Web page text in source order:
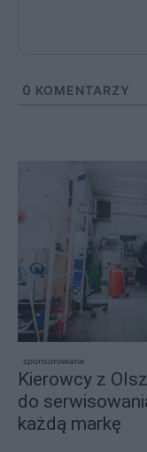
0 KOMENTARZY
sponsorowane
Kierowcy z
do
każdą markę